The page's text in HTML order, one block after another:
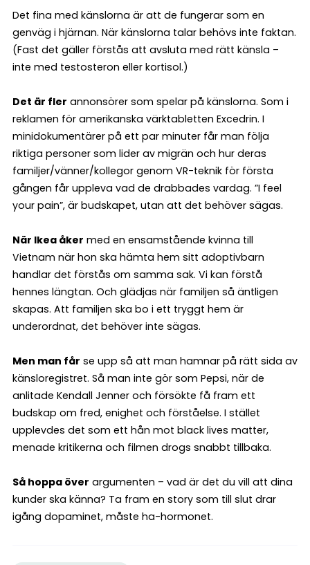
Det fina med känslorna är att de fungerar som en
genväg i hjärnan. När känslorna talar behövs inte faktan.
(Fast det gäller förstås att avsluta med rätt känsla –
inte med testosteron eller kortisol.)
Det är fler annonsörer som spelar på känslorna. Som i
reklamen för amerikanska värktabletten Excedrin. I
minidokumentärer på ett par minuter får man följa
riktiga personer som lider av migrän och hur deras
familjer/vänner/kollegor genom VR-teknik för första
gången får uppleva vad de drabbades vardag. ”I feel
your pain”, är budskapet, utan att det behöver sägas.
När Ikea åker med en ensamstående kvinna till
Vietnam när hon ska hämta hem sitt adoptivbarn
handlar det förstås om samma sak. Vi kan förstå
hennes längtan. Och glädjas när familjen så äntligen
skapas. Att familjen ska bo i ett tryggt hem är
underordnat, det behöver inte sägas.
Men man får se upp så att man hamnar på rätt sida av
känsloregistret. Så man inte gör som Pepsi, när de
anlitade Kendall Jenner och försökte få fram ett
budskap om fred, enighet och förståelse. I stället
upplevdes det som ett hån mot black lives matter,
menade kritikerna och filmen drogs snabbt tillbaka.
Så hoppa över argumenten – vad är det du vill att dina
kunder ska känna? Ta fram en story som till slut drar
igång dopaminet, måste ha-hormonet.